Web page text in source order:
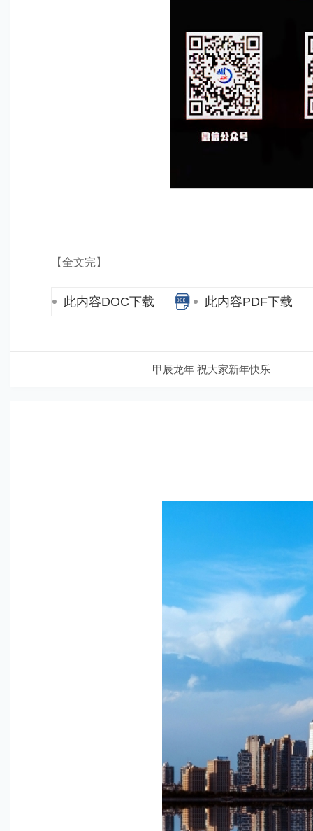
【全文完】
此内容DOC下载 此内容PDF下载
甲辰龙年 祝大家新年快乐